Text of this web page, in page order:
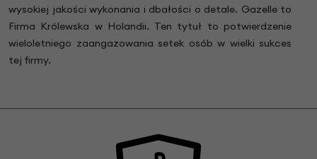
wysokiej jakości wykonania i dbałości o detale. Gazelle to
Firma Królewska w Holandii. Ten tytuł to potwierdzenie
wieloletniego zaangażowania setek osób w wielki sukces
tej firmy.